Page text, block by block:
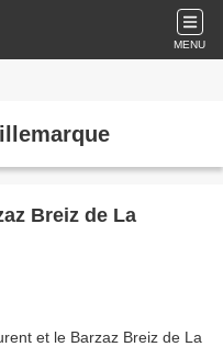
MENU
Breiz de La